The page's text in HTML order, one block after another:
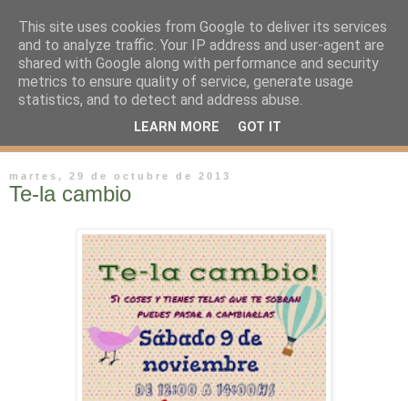
martes, 29 de octubre de 2013
Te-la cambio
This site uses cookies from Google to deliver its services
and to analyze traffic. Your IP address and user-agent are
shared with Google along with performance and security
metrics to ensure quality of service, generate usage
statistics, and to detect and address abuse.
LEARN MORE GOT IT